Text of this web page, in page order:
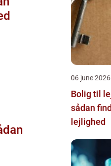
06 june 2026
Bolig til
sådan
lejlighed